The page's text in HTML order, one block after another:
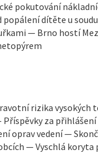
pokutování
popálení dítěte u
— Brno hostí
rizika vysokých
za
oprav vedení —
— Vyschlá